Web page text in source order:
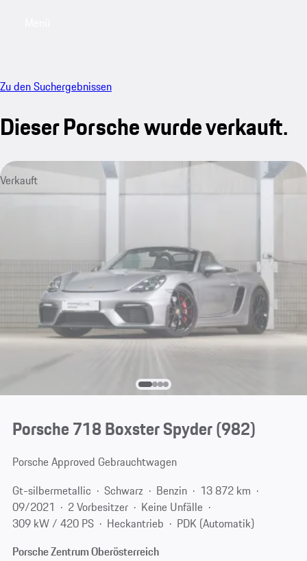
Zu den Suchergebnissen
Dieser Porsche wurde verkauft.
Verkauft
Porsche 718 Boxster Spyder(982)
Porsche Approved Gebrauchtwagen
Gt-silbermetallic
Schwarz Benzin
13 872 km
09/2021
2 Vorbesitzer
Keine Unfälle
309 kW / 420 PS
Heckantrieb
PDK (Automatik)
Porsche Zentrum Oberösterreich